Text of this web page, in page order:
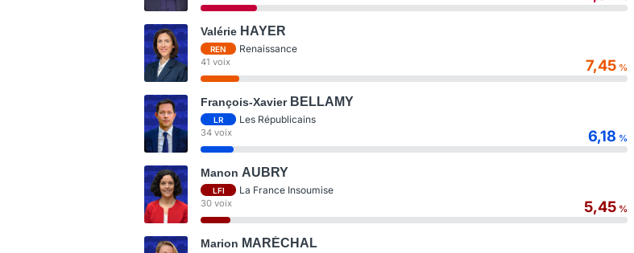
Valérie HAYER
REN Renaissance
41 voix 7,45 %
François-Xavier BELLAMY
LR Les Républicains
34 voix 6,18 %
Manon AUBRY
LFI La France Insoumise
30 voix 5,45 %
Marion MARÉCHAL